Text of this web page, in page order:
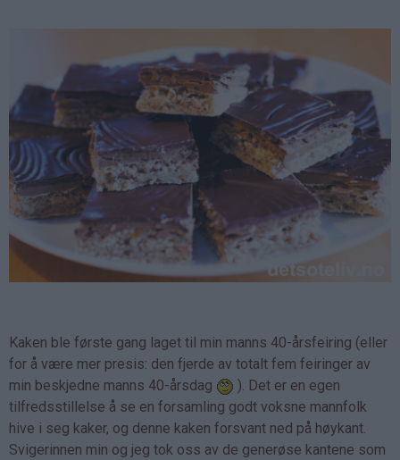
Kaken ble første gang laget til min manns 40-årsfeiring (eller
for å være mer presis: den fjerde av totalt fem feiringer av
min beskjedne manns 40-årsdag
). Det er en egen
tilfredsstillelse å se en forsamling godt voksne mannfolk
hive i seg kaker, og denne kaken forsvant ned på høykant.
Svigerinnen min og jeg tok oss av de generøse kantene som